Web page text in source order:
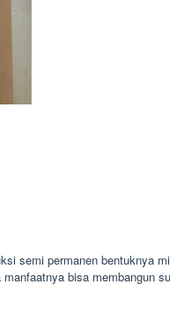
semi permanen bentuknya
bisa membangun